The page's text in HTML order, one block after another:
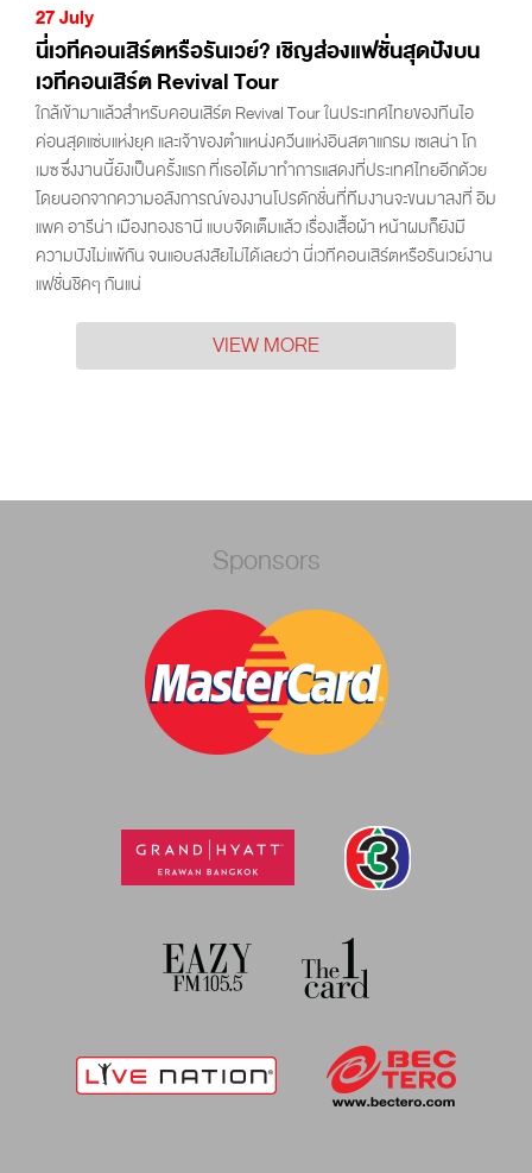
27 July
นี่เวทีคอนเสิร์ตหรือรันเวย์? เชิญส่องแฟชั่นสุดปังบน
เวทีคอนเสิร์ต Revival Tour
ใกล้เข้ามาแล้วสำหรับคอนเสิร์ต Revival Tour ในประเทศไทยของทีนไอ
ค่อนสุดแซ่บแห่งยุค และเจ้าของตำแหน่งควีนแห่งอินสตาแกรม เซเลน่า โก
เมซ ซึ่งงานนี้ยังเป็นครั้งแรก ที่เธอได้มาทำการแสดงที่ประเทศไทยอีกด้วย
โดยนอกจากความอลังการณ์ของงานโปรดักชั่นที่ทีมงานจะขนมาลงที่ อิม
แพค อารีน่า เมืองทองธานี แบบจัดเต็มแล้ว เรื่องเสื้อผ้า หน้าผมก็ยังมี
ความปังไม่แพ้กัน จนแอบสงสัยไม่ได้เลยว่า นี่เวทีคอนเสิร์ตหรือรันเวย์งาน
แฟชั่นชิคๆ กันแน่
VIEW MORE
Sponsors